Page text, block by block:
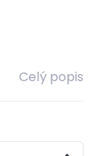
Celý popis